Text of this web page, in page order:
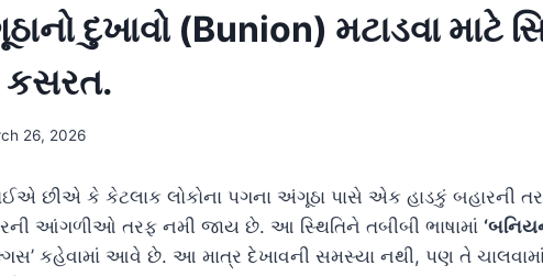
દુખાવો (Bunion) મટાડવા માટે
26, 2026
છીએ કે કેટલાક લોકોના પગના અંગૂઠા પાસે એક હાડકું બહારની
આંગળીઓ તરફ નમી જાય છે. આ સ્થિતિને તબીબી ભાષામાં
કહેવામાં આવે છે. આ માત્ર દેખાવની સમસ્યા નથી, પણ તે